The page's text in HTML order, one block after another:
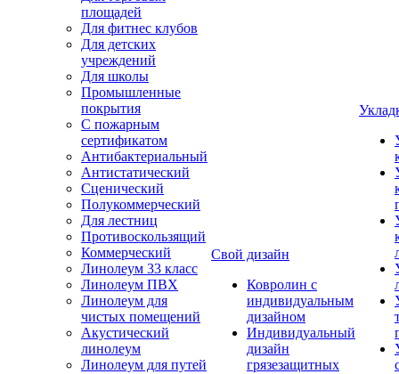
площадей
Для фитнес клубов
Для детских
учреждений
Для школы
Промышленные
покрытия
С пожарным
сертификатом
Антибактериальный
Антистатический
Сценический
Полукоммерческий
Для лестниц
Противоскользящий
Коммерческий
Линолеум 33 класс
Линолеум ПВХ
Линолеум для
чистых помещений
Акустический
линолеум
Линолеум для путей
Свой дизайн
Ковролин с
индивидуальным
дизайном
Индивидуальный
дизайн
грязезащитных